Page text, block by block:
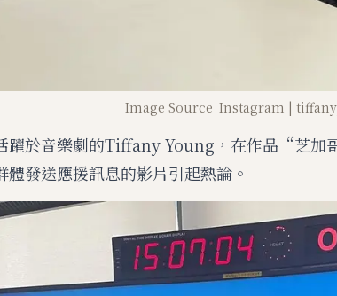
Image Source_Instagram |
躍於音樂劇的Tiffany Young，在作品“芝加
體發送應援訊息的影片引起熱論。